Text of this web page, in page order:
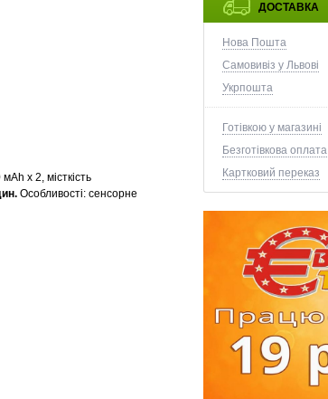
ДОСТАВКА
Нова Пошта
Самовивіз у Львові
Укрпошта
Готівкою у магазині
Безготівкова оплата
Картковий переказ
х 2, місткість
. Особливості: сенсорне